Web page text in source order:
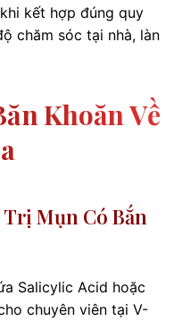
kết hợp đúng quy
chăm sóc tại nhà, làn
Khoăn Về
Mụn Có Bắn
Salicylic Acid hoặc
chuyên viên tại V-